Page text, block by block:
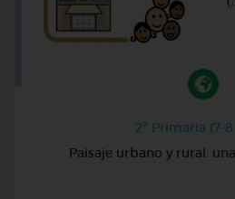
2º Primaria (7-
Paisaje urbano y rural: